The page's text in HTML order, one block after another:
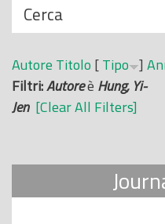
N
a
s
c
o
n
i
Cerca
Autore Titolo [Tipo ]
Filtri:Autoreè Hung, Yi-
Jen [Clear All Filters]